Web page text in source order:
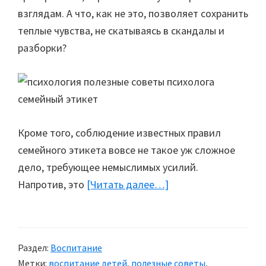
взглядам. А что, как не это, позволяет сохранить
теплые чувства, не скатываясь в скандалы и
разборки?
Кроме того, соблюдение известных правил
семейного этикета вовсе не такое уж сложное
дело, требующее немыслимых усилий.
Напротив, это [Читать далее…]
Раздел: Воспитание
Метки: воспитание детей, полезные советы,